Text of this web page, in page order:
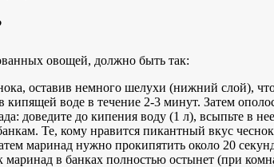
овощей, должно быть так:
оставив немного шелухи (нижний слой),
кипящей воде в течение 2-3 минут. Затем
доведите до кипения воду (1 л), всыпьте в
Те, кому нравится пикантный вкус
маринад нужно прокипятить около 20
маринад в банках полностью остынет (при